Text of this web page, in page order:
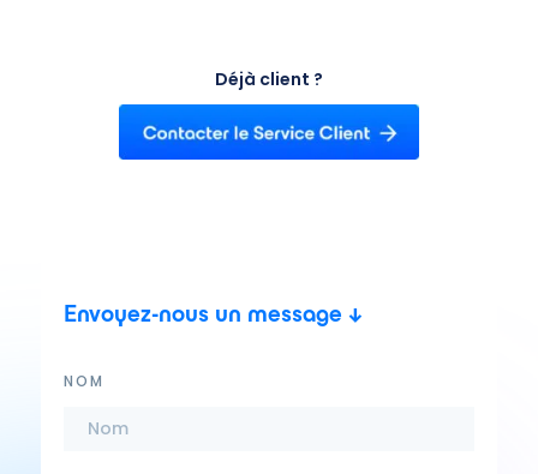
Déjà client ?
Envoyez-nous un message ↓
NOM